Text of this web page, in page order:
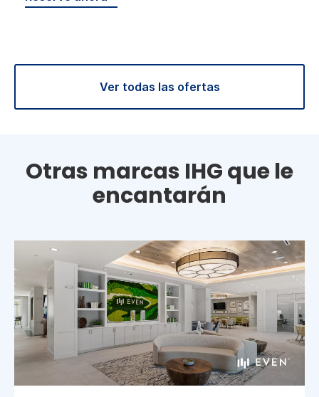
Ver todas las ofertas
Otras marcas IHG que le
encantarán